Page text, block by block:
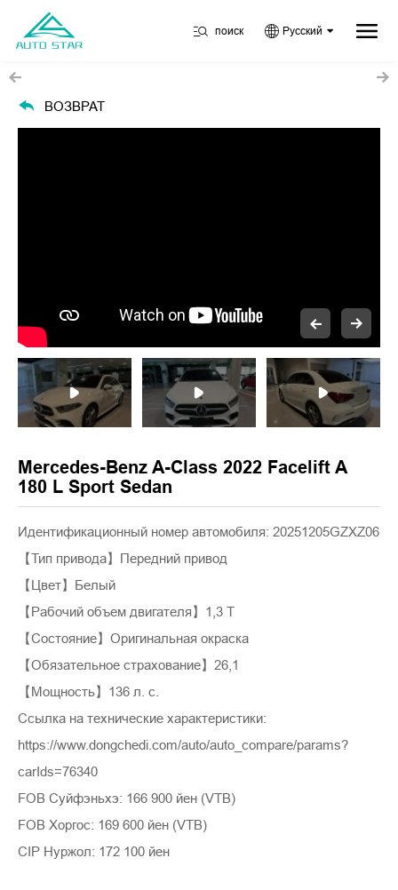
поиск Русский
ВОЗВРАТ
Mercedes-Benz A-Class 2022 Facelift A
180 L Sport Sedan
Идентификационный номер автомобиля: 20251205GZXZ06
【Тип привода】Передний привод
【Цвет】Белый
【Рабочий объем двигателя】1,3 Т
【Состояние】Оригинальная окраска
【Обязательное страхование】26,1
【Мощность】136 л. с.
Ссылка на технические характеристики:
https://www.dongchedi.com/auto/auto_compare/params?
carIds=76340
FOB Суйфэньхэ: 166 900 йен (VTB)
FOB Хоргос: 169 600 йен (VTB)
CIP Нуржол: 172 100 йен